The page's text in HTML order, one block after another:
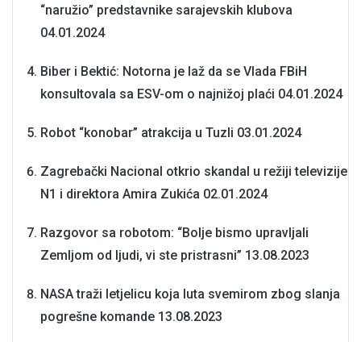
“naružio” predstavnike sarajevskih klubova
04.01.2024
Biber i Bektić: Notorna je laž da se Vlada FBiH
konsultovala sa ESV-om o najnižoj plaći 04.01.2024
Robot “konobar” atrakcija u Tuzli 03.01.2024
Zagrebački Nacional otkrio skandal u režiji televizije
N1 i direktora Amira Zukića 02.01.2024
Razgovor sa robotom: “Bolje bismo upravljali
Zemljom od ljudi, vi ste pristrasni” 13.08.2023
NASA traži letjelicu koja luta svemirom zbog slanja
pogrešne komande 13.08.2023